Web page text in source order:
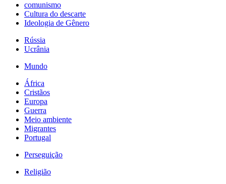
comunismo
Cultura do descarte
Ideologia de Gênero
Rússia
Ucrânia
Mundo
África
Cristãos
Europa
Guerra
Meio ambiente
Migrantes
Portugal
Perseguição
Religião